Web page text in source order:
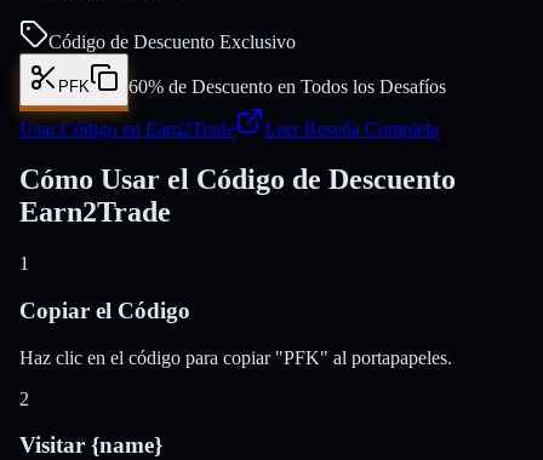
Código de Descuento Exclusivo
PFK 60% de Descuento en Todos los Desafíos
Usar Código en Earn2Trade Leer Reseña Completa
Cómo Usar el Código de Descuento
Earn2Trade
1
Copiar el Código
Haz clic en el código para copiar "PFK" al portapapeles.
2
Visitar {name}